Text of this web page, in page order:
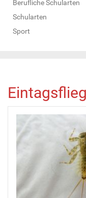
Berufliche Schularten
Schularten
Sport